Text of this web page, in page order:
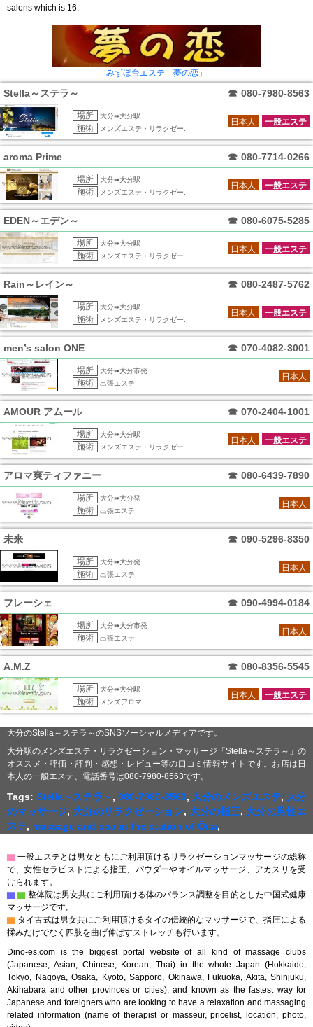
salons which is 16.
みずほ台エステ「夢の恋」
Stella～ステラ～ ☎ 080-7980-8563
場所 大分➠大分駅
施術 メンズエステ・リラクゼー..
一般エステ
日本人
aroma Prime ☎ 080-7714-0266
場所 大分➠大分駅
施術 メンズエステ・リラクゼー..
一般エステ
日本人
EDEN～エデン～ ☎ 080-6075-5285
場所 大分➠大分駅
施術 メンズエステ・リラクゼー..
一般エステ
日本人
Rain～レイン～ ☎ 080-2487-5762
場所 大分➠大分駅
施術 メンズエステ・リラクゼー..
一般エステ
日本人
men’s salon ONE ☎ 070-4082-3001
場所 大分➠大分市発
施術 出張エステ
日本人
AMOUR アムール ☎ 070-2404-1001
場所 大分➠大分駅
施術 メンズエステ・リラクゼー..
一般エステ
日本人
アロマ爽ティファニー ☎ 080-6439-7890
場所 大分➠大分発
施術 出張エステ
日本人
未来 ☎ 090-5296-8350
場所 大分➠大分発
施術 出張エステ
日本人
フレーシェ ☎ 090-4994-0184
場所 大分➠大分市発
施術 出張エステ
日本人
A.M.Z ☎ 080-8356-5545
場所 大分➠大分駅
施術 メンズアロマ
一般エステ
日本人
大分のStella～ステラ～のSNSソーシャルメディアです。
大分駅のメンズエステ・リラクゼーション・マッサージ「Stella～ステラ～」の
オススメ・評価・評判・感想・レビュー等の口コミ情報サイトです。お店は日
本人の一般エステ、電話番号は080-7980-8563です。
Tags:Stella～ステラ～, 080-7980-8563, 大分のメンズエステ, 大分
のマッサージ, 大分のリラクゼーション, 大分の指圧, 大分の男性エ
ステ, massage and spa in the station of Ōita,
▇ 一般エステとは男女ともにご利用頂けるリラクゼーションマッサージの総称
で、女性セラピストによる指圧、パウダーやオイルマッサージ、アカスリを受
けられます。
▇ ▇ 整体院は男女共にご利用頂ける体のバランス調整を目的とした中国式健康
マッサージです。
▇ タイ古式は男女共にご利用頂けるタイの伝統的なマッサージで、指圧による
揉みだけでなく四肢を曲げ伸ばすストレッチも行います。
Dino-es.com is the biggest portal website of all kind of massage clubs
(Japanese, Asian, Chinese, Korean, Thai) in the whole Japan (Hokkaido,
Tokyo, Nagoya, Osaka, Kyoto, Sapporo, Okinawa, Fukuoka, Akita, Shinjuku,
Akihabara and other provinces or cities), and known as the fastest way for
Japanese and foreigners who are looking to have a relaxation and massaging
related information (name of therapist or masseur, pricelist, location, photo,